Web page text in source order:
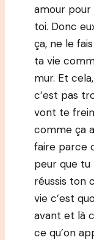
amour pour
toi. Donc
ça, ne le
ta vie
mur. Et
c’est pas
vont te
comme ça
faire parce
peur que tu
réussis ton
vie c’est
avant et là
ce qu’on